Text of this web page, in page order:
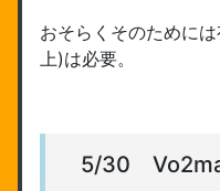
おそらくそのために
上)は必要。
5/30